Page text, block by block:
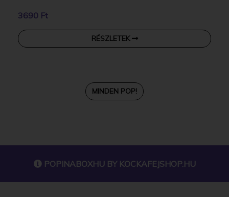
3690 Ft
RÉSZLETEK
MINDEN POP!
POPINABOXHU BY KOCKAFEJSHOP.HU